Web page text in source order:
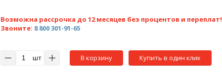
Возможна рассрочка до 12 месяцев без процентов и переплат!
Звоните: 8 800 301-91-65
шт В корзину Купить в один клик